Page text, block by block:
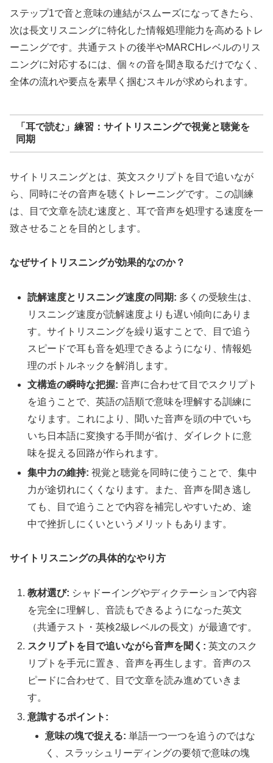
ステップ1で音と意味の連結がスムーズになってきたら、
次は長文リスニングに特化した情報処理能力を高めるトレ
ーニングです。共通テストの後半やMARCHレベルのリス
ニングに対応するには、個々の音を聞き取るだけでなく、
全体の流れや要点を素早く掴むスキルが求められます。
「耳で読む」練習：サイトリスニングで視覚と聴覚を
同期
サイトリスニングとは、英文スクリプトを目で追いなが
ら、同時にその音声を聴くトレーニングです。この訓練
は、目で文章を読む速度と、耳で音声を処理する速度を一
致させることを目的とします。
なぜサイトリスニングが効果的なのか？
読解速度とリスニング速度の同期: 多くの受験生は、
リスニング速度が読解速度よりも遅い傾向にありま
す。サイトリスニングを繰り返すことで、目で追う
スピードで耳も音を処理できるようになり、情報処
理のボトルネックを解消します。
文構造の瞬時な把握: 音声に合わせて目でスクリプト
を追うことで、英語の語順で意味を理解する訓練に
なります。これにより、聞いた音声を頭の中でいち
いち日本語に変換する手間が省け、ダイレクトに意
味を捉える回路が作られます。
集中力の維持: 視覚と聴覚を同時に使うことで、集中
力が途切れにくくなります。また、音声を聞き逃し
ても、目で追うことで内容を補完しやすいため、途
中で挫折しにくいというメリットもあります。
サイトリスニングの具体的なやり方
教材選び: シャドーイングやディクテーションで内容
を完全に理解し、音読もできるようになった英文
（共通テスト・英検2級レベルの長文）が最適です。
スクリプトを目で追いながら音声を聞く: 英文のスク
リプトを手元に置き、音声を再生します。音声のス
ピードに合わせて、目で文章を読み進めていきま
す。
意識するポイント:
意味の塊で捉える: 単語一つ一つを追うのではな
く、スラッシュリーディングの要領で意味の塊